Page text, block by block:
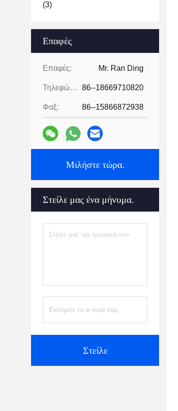
(3)
Επαφές
Επαφές: Mr. Ran Ding
Τηλεφώνημα: 86--18669710820
Φαξ: 86--15866872938
Μιλήστε τώρα.
Στείλε μας ένα μήνυμα.
Στείλε